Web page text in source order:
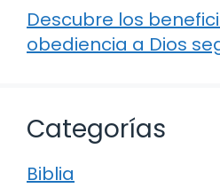
Descubre los
obediencia a Dios
Categorías
Biblia